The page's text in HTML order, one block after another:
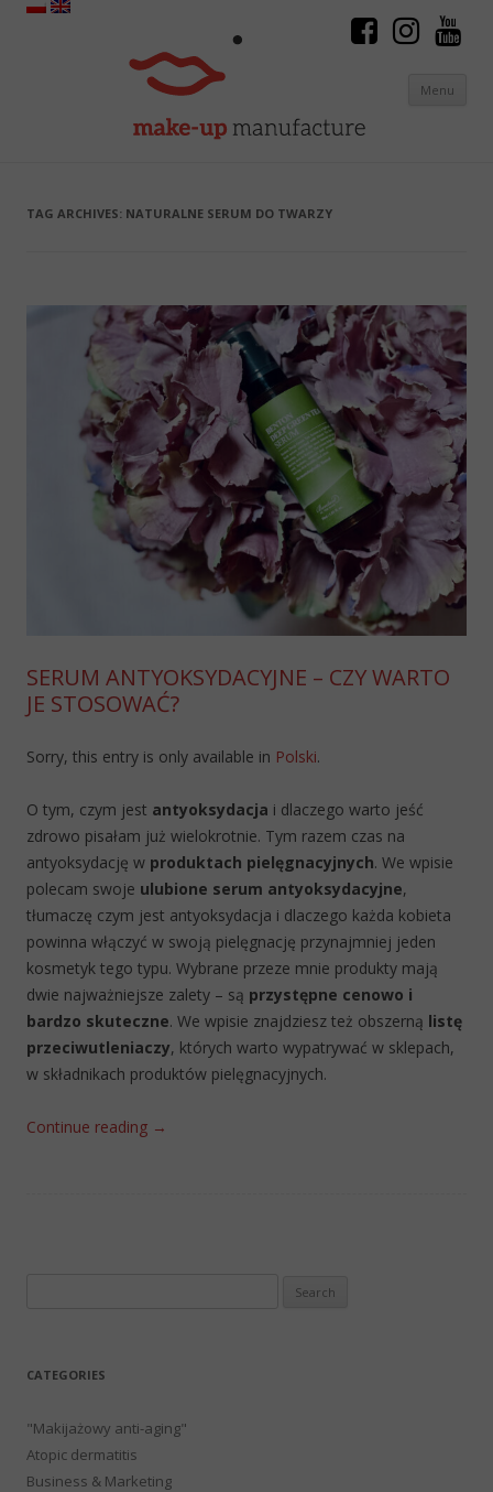
Menu
TAG ARCHIVES: NATURALNE SERUM DO TWARZY
SERUM ANTYOKSYDACYJNE – CZY WARTO
JE STOSOWAĆ?
Sorry, this entry is only available in Polski.
O tym, czym jest antyoksydacja i dlaczego warto jeść
zdrowo pisałam już wielokrotnie. Tym razem czas na
antyoksydację w produktach pielęgnacyjnych. We wpisie
polecam swoje ulubione serum antyoksydacyjne,
tłumaczę czym jest antyoksydacja i dlaczego każda kobieta
powinna włączyć w swoją pielęgnację przynajmniej jeden
kosmetyk tego typu. Wybrane przeze mnie produkty mają
dwie najważniejsze zalety – są przystępne cenowo i
bardzo skuteczne. We wpisie znajdziesz też obszerną listę
przeciwutleniaczy, których warto wypatrywać w sklepach,
w składnikach produktów pielęgnacyjnych.
Continue reading →
CATEGORIES
"Makijażowy anti-aging"
Atopic dermatitis
Business & Marketing